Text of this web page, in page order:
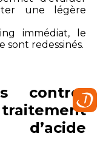
une légère
immédiat, le
redessinés.
contre-